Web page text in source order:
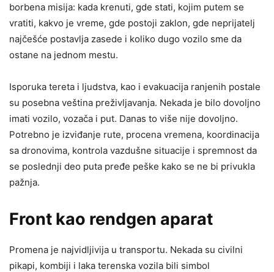
borbena misija: kada krenuti, gde stati, kojim putem se
vratiti, kakvo je vreme, gde postoji zaklon, gde neprijatelj
najčešće postavlja zasede i koliko dugo vozilo sme da
ostane na jednom mestu.
Isporuka tereta i ljudstva, kao i evakuacija ranjenih postale
su posebna veština preživljavanja. Nekada je bilo dovoljno
imati vozilo, vozača i put. Danas to više nije dovoljno.
Potrebno je izviđanje rute, procena vremena, koordinacija
sa dronovima, kontrola vazdušne situacije i spremnost da
se poslednji deo puta pređe peške kako se ne bi privukla
pažnja.
Front kao rendgen aparat
Promena je najvidljivija u transportu. Nekada su civilni
pikapi, kombiji i laka terenska vozila bili simbol